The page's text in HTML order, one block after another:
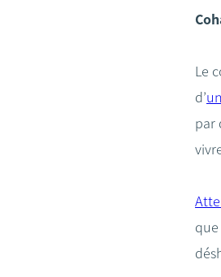
Le
d’
par
que